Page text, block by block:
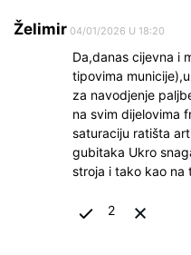
Želimir 04/01/2026 U 18:20
Da,danas cijevna i
tipovima
za navodjenje
na svim dijelovima
saturaciju ratišta
gubitaka Ukro
stroja i tako kao na
2